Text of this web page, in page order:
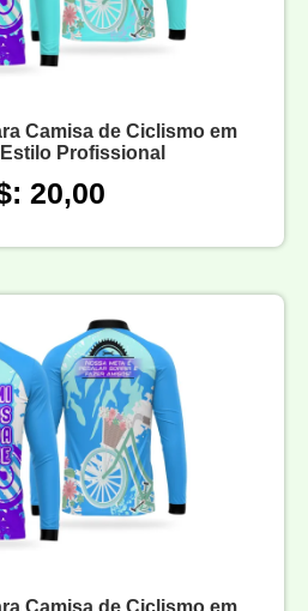
Camisa de Ciclismo em
Profissional
20,00
Camisa de Ciclismo em